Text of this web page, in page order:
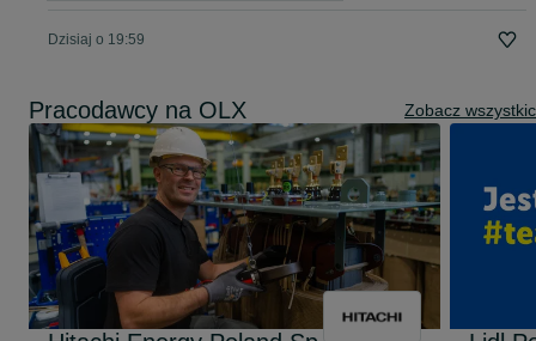
Dzisiaj o 19:59
Pracodawcy na OLX Zobacz